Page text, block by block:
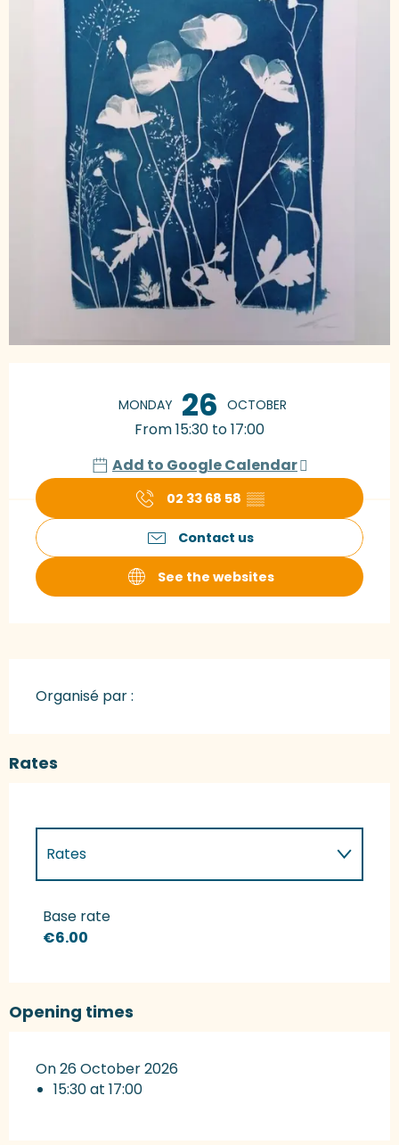
MONDAY 26 OCTOBER
From 15:30 to 17:00
Add to Google Calendar
02 33 68 58 ▒▒
Contact us
See the websites
Organisé par :
Rates
Rates
Rates 2027
Base rate
€6.00
Opening times
On 26 October 2026
15:30 at 17:00